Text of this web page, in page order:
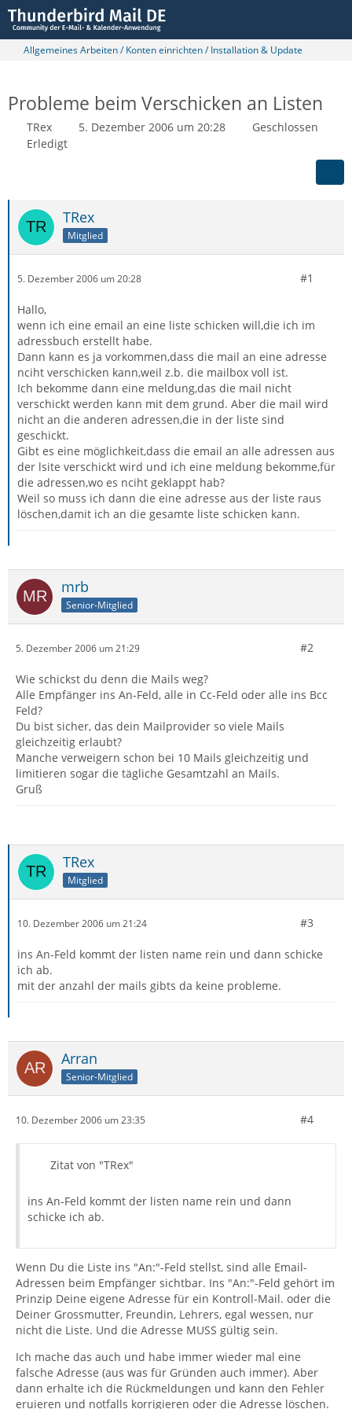
Allgemeines Arbeiten / Konten einrichten / Installation & Update
Probleme beim Verschicken an Listen
TRex 5. Dezember 2006 um 20:28
Geschlossen
Erledigt
TRex
Mitglied
5. Dezember 2006 um 20:28 #1
Hallo,
wenn ich eine email an eine liste schicken will,die ich im
adressbuch erstellt habe.
Dann kann es ja vorkommen,dass die mail an eine adresse
nciht verschicken kann,weil z.b. die mailbox voll ist.
Ich bekomme dann eine meldung,das die mail nicht
verschickt werden kann mit dem grund. Aber die mail wird
nicht an die anderen adressen,die in der liste sind
geschickt.
Gibt es eine möglichkeit,dass die email an alle adressen aus
der lsite verschickt wird und ich eine meldung bekomme,für
die adressen,wo es nciht geklappt hab?
Weil so muss ich dann die eine adresse aus der liste raus
löschen,damit ich an die gesamte liste schicken kann.
mrb
Senior-Mitglied
5. Dezember 2006 um 21:29 #2
Wie schickst du denn die Mails weg?
Alle Empfänger ins An-Feld, alle in Cc-Feld oder alle ins Bcc
Feld?
Du bist sicher, das dein Mailprovider so viele Mails
gleichzeitig erlaubt?
Manche verweigern schon bei 10 Mails gleichzeitig und
limitieren sogar die tägliche Gesamtzahl an Mails.
Gruß
TRex
Mitglied
10. Dezember 2006 um 21:24 #3
ins An-Feld kommt der listen name rein und dann schicke
ich ab.
mit der anzahl der mails gibts da keine probleme.
Arran
Senior-Mitglied
10. Dezember 2006 um 23:35 #4
Zitat von "TRex"
ins An-Feld kommt der listen name rein und dann
schicke ich ab.
Wenn Du die Liste ins "An:"-Feld stellst, sind alle Email-
Adressen beim Empfänger sichtbar. Ins "An:"-Feld gehört im
Prinzip Deine eigene Adresse für ein Kontroll-Mail. oder die
Deiner Grossmutter, Freundin, Lehrers, egal wessen, nur
nicht die Liste. Und die Adresse MUSS gültig sein.
Ich mache das auch und habe immer wieder mal eine
falsche Adresse (aus was für Gründen auch immer). Aber
dann erhalte ich die Rückmeldungen und kann den Fehler
eruieren und notfalls korrigieren oder die Adresse löschen.